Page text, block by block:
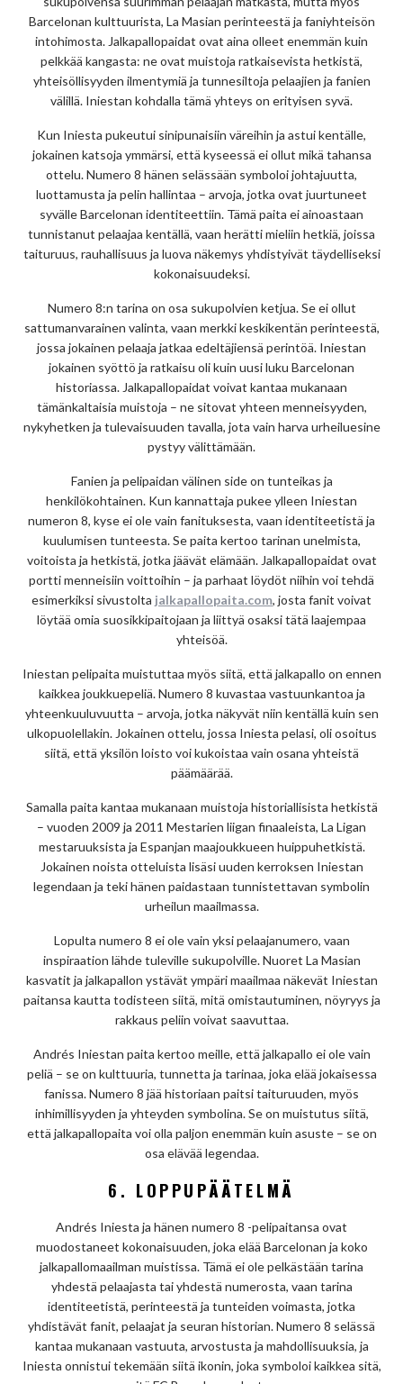
Barcelonan kulttuurista, La Masian perinteestä ja faniyhteisön
intohimosta. Jalkapallopaidat ovat aina olleet enemmän kuin
pelkkää kangasta: ne ovat muistoja ratkaisevista hetkistä,
yhteisöllisyyden ilmentymiä ja tunnesiltoja pelaajien ja fanien
välillä. Iniestan kohdalla tämä yhteys on erityisen syvä.
Kun Iniesta pukeutui sinipunaisiin väreihin ja astui kentälle,
jokainen katsoja ymmärsi, että kyseessä ei ollut mikä tahansa
ottelu. Numero 8 hänen selässään symboloi johtajuutta,
luottamusta ja pelin hallintaa – arvoja, jotka ovat juurtuneet
syvälle Barcelonan identiteettiin. Tämä paita ei ainoastaan
tunnistanut pelaajaa kentällä, vaan herätti mieliin hetkiä, joissa
taituruus, rauhallisuus ja luova näkemys yhdistyivät täydelliseksi
kokonaisuudeksi.
Numero 8:n tarina on osa sukupolvien ketjua. Se ei ollut
sattumanvarainen valinta, vaan merkki keskikentän perinteestä,
jossa jokainen pelaaja jatkaa edeltäjiensä perintöä. Iniestan
jokainen syöttö ja ratkaisu oli kuin uusi luku Barcelonan
historiassa. Jalkapallopaidat voivat kantaa mukanaan
tämänkaltaisia muistoja – ne sitovat yhteen menneisyyden,
nykyhetken ja tulevaisuuden tavalla, jota vain harva urheiluesine
pystyy välittämään.
Fanien ja pelipaidan välinen side on tunteikas ja
henkilökohtainen. Kun kannattaja pukee ylleen Iniestan
numeron 8, kyse ei ole vain fanituksesta, vaan identiteetistä ja
kuulumisen tunteesta. Se paita kertoo tarinan unelmista,
voitoista ja hetkistä, jotka jäävät elämään. Jalkapallopaidat ovat
portti menneisiin voittoihin – ja parhaat löydöt niihin voi tehdä
esimerkiksi sivustolta jalkapallopaita.com, josta fanit voivat
löytää omia suosikkipaitojaan ja liittyä osaksi tätä laajempaa
yhteisöä.
Iniestan pelipaita muistuttaa myös siitä, että jalkapallo on ennen
kaikkea joukkuepeliä. Numero 8 kuvastaa vastuunkantoa ja
yhteenkuuluvuutta – arvoja, jotka näkyvät niin kentällä kuin sen
ulkopuolellakin. Jokainen ottelu, jossa Iniesta pelasi, oli osoitus
siitä, että yksilön loisto voi kukoistaa vain osana yhteistä
päämäärää.
Samalla paita kantaa mukanaan muistoja historiallisista hetkistä
– vuoden 2009 ja 2011 Mestarien liigan finaaleista, La Ligan
mestaruuksista ja Espanjan maajoukkueen huippuhetkistä.
Jokainen noista otteluista lisäsi uuden kerroksen Iniestan
legendaan ja teki hänen paidastaan tunnistettavan symbolin
urheilun maailmassa.
Lopulta numero 8 ei ole vain yksi pelaajanumero, vaan
inspiraation lähde tuleville sukupolville. Nuoret La Masian
kasvatit ja jalkapallon ystävät ympäri maailmaa näkevät Iniestan
paitansa kautta todisteen siitä, mitä omistautuminen, nöyryys ja
rakkaus peliin voivat saavuttaa.
Andrés Iniestan paita kertoo meille, että jalkapallo ei ole vain
peliä – se on kulttuuria, tunnetta ja tarinaa, joka elää jokaisessa
fanissa. Numero 8 jää historiaan paitsi taituruuden, myös
inhimillisyyden ja yhteyden symbolina. Se on muistutus siitä,
että jalkapallopaita voi olla paljon enemmän kuin asuste – se on
osa elävää legendaa.
6. LOPPUPÄÄTELMÄ
Andrés Iniesta ja hänen numero 8 -pelipaitansa ovat
muodostaneet kokonaisuuden, joka elää Barcelonan ja koko
jalkapallomaailman muistissa. Tämä ei ole pelkästään tarina
yhdestä pelaajasta tai yhdestä numerosta, vaan tarina
identiteetistä, perinteestä ja tunteiden voimasta, jotka
yhdistävät fanit, pelaajat ja seuran historian. Numero 8 selässä
kantaa mukanaan vastuuta, arvostusta ja mahdollisuuksia, ja
Iniesta onnistui tekemään siitä ikonin, joka symboloi kaikkea sitä,